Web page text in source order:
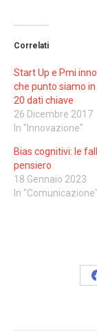
Correlati
Start Up e Pmi
che punto siamo in
20 dati chiave
26 Dicembre 2017
In "Innovazione"
Bias cognitivi: le
pensiero
18 Gennaio 2023
In "Comunicazione"